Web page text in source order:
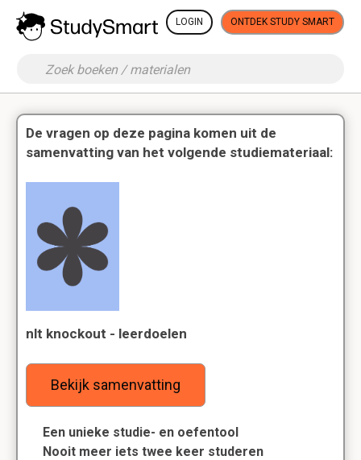
LOGIN ONTDEK STUDY SMART
De vragen op deze pagina komen uit de
samenvatting van het volgende studiemateriaal:
nlt knockout - leerdoelen
Bekijk samenvatting
Een unieke studie- en oefentool
Nooit meer iets twee keer studeren